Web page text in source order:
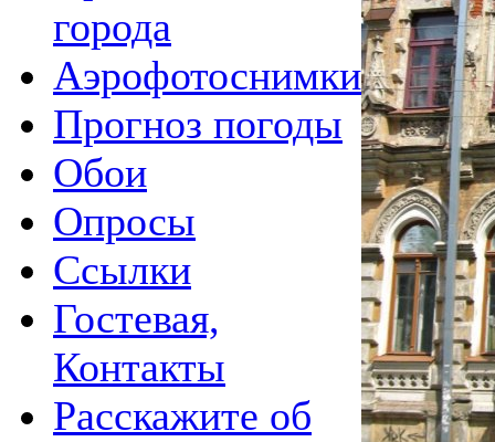
города
Аэрофотоснимки
Прогноз погоды
Обои
Опросы
Ссылки
Гостевая,
Контакты
Расскажите об